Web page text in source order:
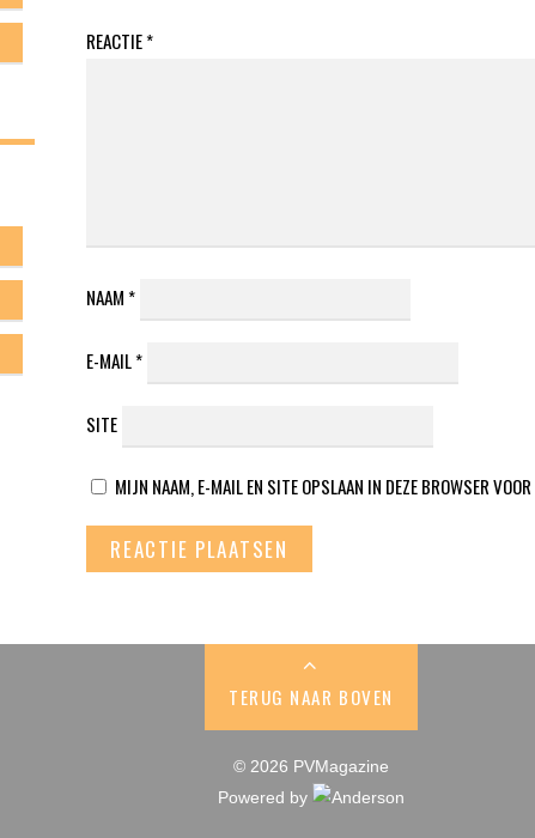
REACTIE*
NAAM *
E-MAIL*
SITE
MIJN NAAM, E-MAIL EN SITE OPSLAAN IN DEZE BROWSER
TERUG NAAR BOVEN
© 2026 PVMagazine
Powered by